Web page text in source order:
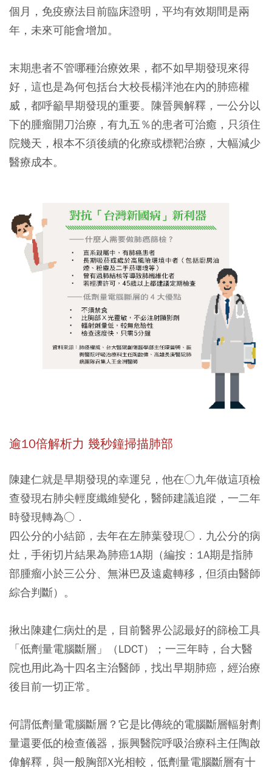
個月，免疫療法目前臨床證明，平均有效期間是兩
年，未來可能會增加。
末期患者不管哪種治療效果，都不如早期發現來得
好，這也是為何包括台大校長楊泮池在內的肺癌權
威，都呼籲早期發現的重要。陳晉興解釋， 一公分以
下的腫瘤開刀治療，有九五％的患者可治癒，只須住
院幾天，根本不須後續的化療或標靶治療，大幅減少
醫療成本。
逾10倍解析力 幾秒鐘掃描肺部
陳建仁就是早期發現的幸運兒，他在○九年做這項檢
查發現右肺尖輕度纖維變化，醫師建議追蹤，一二年
時發現轉為○．
四公分的小結節，去年在左肺葉發現○． 九公分的病
灶，手術切片結果為肺癌1A期（編按： 1A期是指肺
部腫瘤小於三公分、無淋巴及遠處轉移，但須由醫師
綜合判斷）。
揪出陳建仁病灶的是，目前醫界公認最好的篩檢工具
「低劑量電腦斷層」（LDCT）；一三年時，台大醫
院也用此為十四名主治醫師，找出早期肺癌，經治療
後目前一切正常。
何謂低劑量電腦斷層？它是比傳統的電腦斷層輻射劑
量還要低的檢查儀器，振興醫院呼吸治療科主任陶啟
偉解釋，與一般胸部X光相較，低劑量電腦斷層有十